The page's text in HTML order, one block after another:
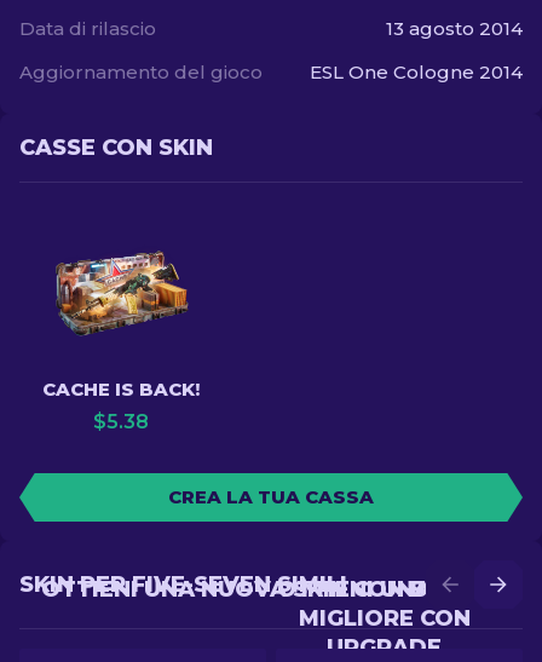
Data di rilascio
13 agosto 2014
Aggiornamento del gioco
ESL One Cologne 2014
CASSE CON SKIN
CACHE IS BACK!
$5.38
CREA LA TUA CASSA
OTTIENI UNA SKIN
MIGLIORE CON
UPGRADE
OTTIENI UNA NUOVA SKIN CON BATTLE
SKIN PER FIVE-SEVEN SIMILI